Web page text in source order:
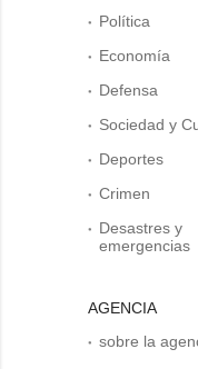
Política
Economía
Defensa
Sociedad y
Deportes
Crimen
Desastres y
emergencias
AGENCIA
sobre la